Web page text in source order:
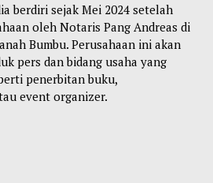
berdiri sejak Mei 2024 setelah
oleh Notaris Pang Andreas di
Bumbu. Perusahaan ini akan
pers dan bidang usaha yang
penerbitan buku,
event organizer.